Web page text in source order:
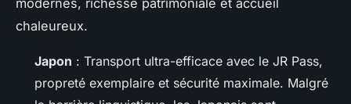
chaleureux.
Japon : Transport ultra-efficace avec le JR Pass,
propreté exemplaire et sécurité maximale. Malgré